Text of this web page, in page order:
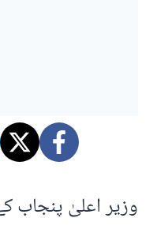
وزیر اعلیٰ پنجاب